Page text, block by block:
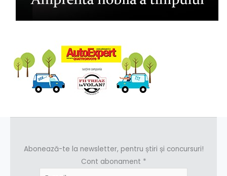
Abonează-te la newsletter, pentru știri și concursuri!
Cont abonament *